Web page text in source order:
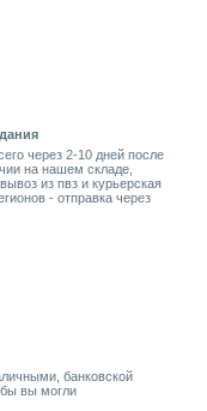
через 2-10 дней после
на нашем складе,
из пвз и курьерская
- отправка через
банковской
вы могли